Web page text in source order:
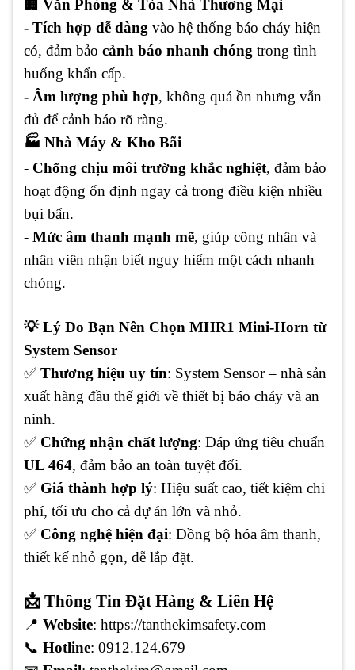
🏢 Văn Phòng & Tòa Nhà Thương Mại
- Tích hợp dễ dàng vào hệ thống báo cháy hiện
có, đảm bảo cảnh báo nhanh chóng trong tình
huống khẩn cấp.
- Âm lượng phù hợp, không quá ồn nhưng vẫn
đủ để cảnh báo rõ ràng.
🏭 Nhà Máy & Kho Bãi
- Chống chịu môi trường khắc nghiệt, đảm bảo
hoạt động ổn định ngay cả trong điều kiện nhiều
bụi bẩn.
- Mức âm thanh mạnh mẽ, giúp công nhân và
nhân viên nhận biết nguy hiểm một cách nhanh
chóng.
💡 Lý Do Bạn Nên Chọn MHR1 Mini-Horn từ
System Sensor
✅ Thương hiệu uy tín: System Sensor – nhà sản
xuất hàng đầu thế giới về thiết bị báo cháy và an
ninh.
✅ Chứng nhận chất lượng: Đáp ứng tiêu chuẩn
UL 464, đảm bảo an toàn tuyệt đối.
✅ Giá thành hợp lý: Hiệu suất cao, tiết kiệm chi
phí, tối ưu cho cả dự án lớn và nhỏ.
✅ Công nghệ hiện đại: Đồng bộ hóa âm thanh,
thiết kế nhỏ gọn, dễ lắp đặt.
📩 Thông Tin Đặt Hàng & Liên Hệ
📍 Website: https://tanthekimsafety.com
📞 Hotline: 0912.124.679